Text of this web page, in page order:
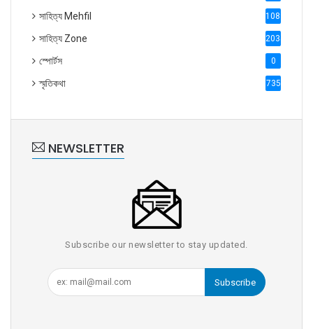
সাহিত্য Mehfil 1088
সাহিত্য Zone 2035
স্পোর্টস 0
স্মৃতিকথা 735
NEWSLETTER
Subscribe our newsletter to stay updated.
Subscribe